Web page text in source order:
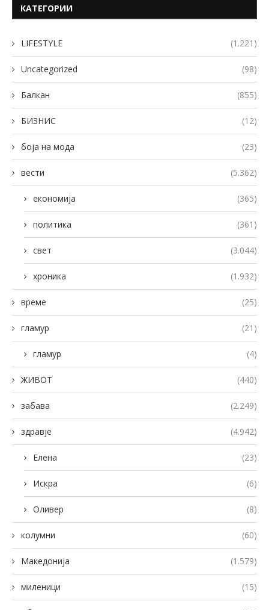
КАТЕГОРИИ
LIFESTYLE (1.221)
Uncategorized (98)
Балкан (855)
БИЗНИС (12)
боја на мода (23)
вести (5.362)
економија (365)
политика (361)
свет (3.044)
хроника (1.932)
време (25)
гламур (21)
гламур (4)
ЖИВОТ (440)
забава (2.249)
здравје (4.942)
Елена (23)
Искра (6)
Оливер (8)
колумни (60)
Македонија (1.579)
миленици (15)